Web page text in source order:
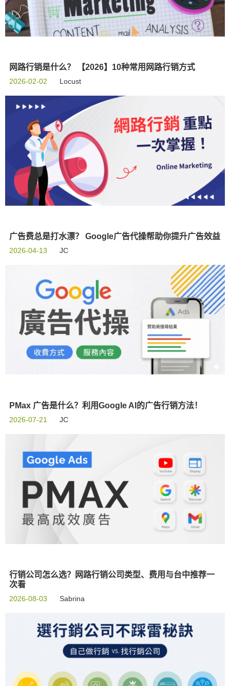
网路行销是什么？ 【2026】10种常用网路行销方式
2026-02-02 Locust
广告费总是打水漂？ Google广告代操帮助你提升广告效益
2026-04-13 JC
PMax 广告是什么？利用Google AI的广告行销方法！
2026-07-21 JC
行销公司怎么选？网路行销公司类型、费用与台中推荐一
次看
2026-08-03 Sabrina